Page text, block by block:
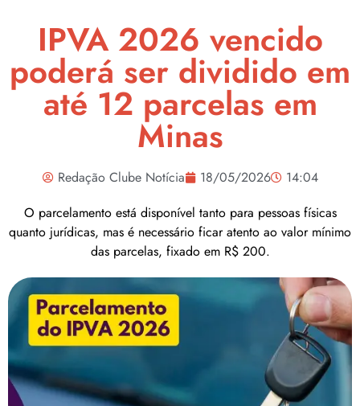
IPVA 2026 vencido
poderá ser dividido em
até 12 parcelas em
Minas
Redação Clube Notícia 18/05/2026
14:04
O parcelamento está disponível tanto para pessoas físicas
quanto jurídicas, mas é necessário ficar atento ao valor mínimo
das parcelas, fixado em R$ 200.